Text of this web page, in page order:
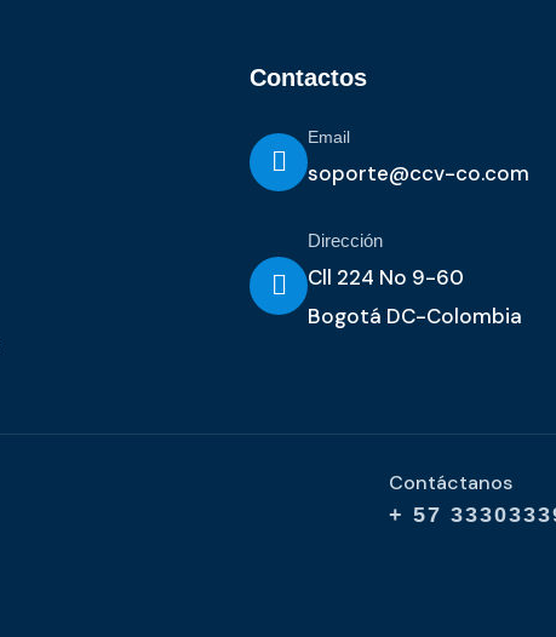
Contactos
Email
soporte@ccv-co.com
Dirección
Cll 224 No 9-60
Bogotá DC-Colombia
Contáctanos
+ 57